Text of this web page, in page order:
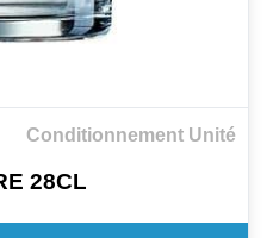
Conditionnement Unité
28CL